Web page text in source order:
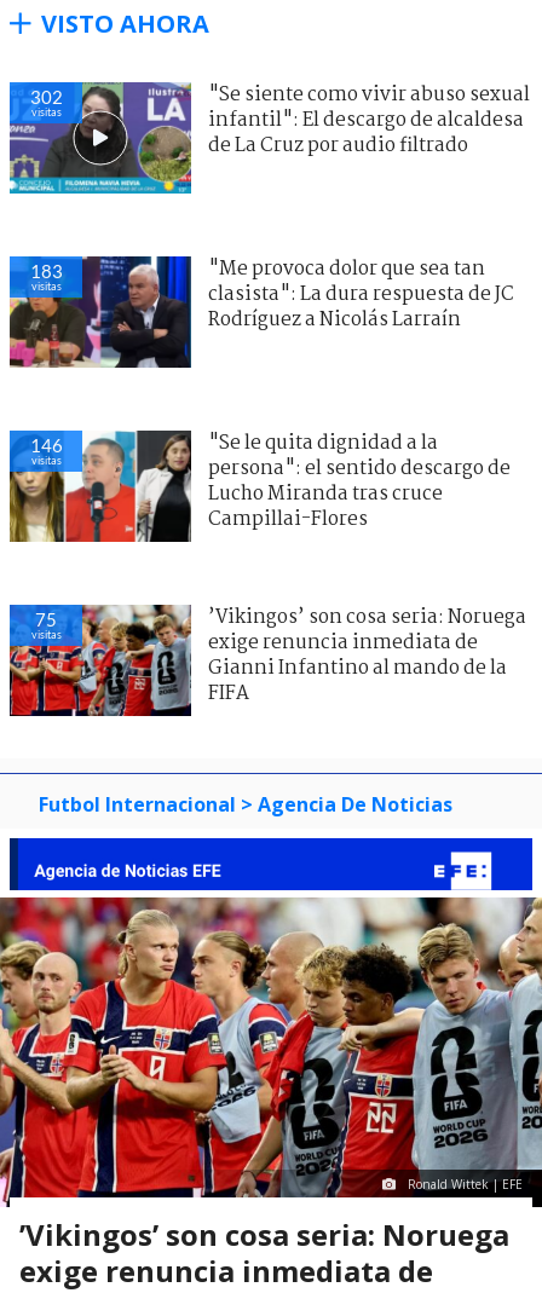
VISTO AHORA
302
visitas
"Se siente como vivir abuso sexual
infantil": El descargo de alcaldesa
de La Cruz por audio filtrado
183
visitas
"Me provoca dolor que sea tan
clasista": La dura respuesta de JC
Rodríguez a Nicolás Larraín
146
visitas
"Se le quita dignidad a la
persona": el sentido descargo de
Lucho Miranda tras cruce
Campillai-Flores
75
visitas
’Vikingos’ son cosa seria: Noruega
exige renuncia inmediata de
Gianni Infantino al mando de la
FIFA
Futbol Internacional > Agencia De Noticias
Ronald Wittek | EFE
’Vikingos’ son cosa seria: Noruega
exige renuncia inmediata de